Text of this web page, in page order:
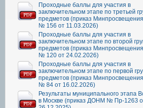
Проходные баллы для участия в
заключительном этапе по третьей
предметов (приказ Минпросвещения
№ 156 от 11.03.2026)
Проходные баллы для участия в
заключительном этапе по второй
предметов (приказ Минпросвещения
№ 120 от 24.02.2026)
Проходные баллы для участия в
заключительном этапе по первой
предметов (приказ Минпросвещения
№ 84 от 16.02.2026)
Результаты муниципального этапа
в Москве (приказ ДОНМ № Пр-1263